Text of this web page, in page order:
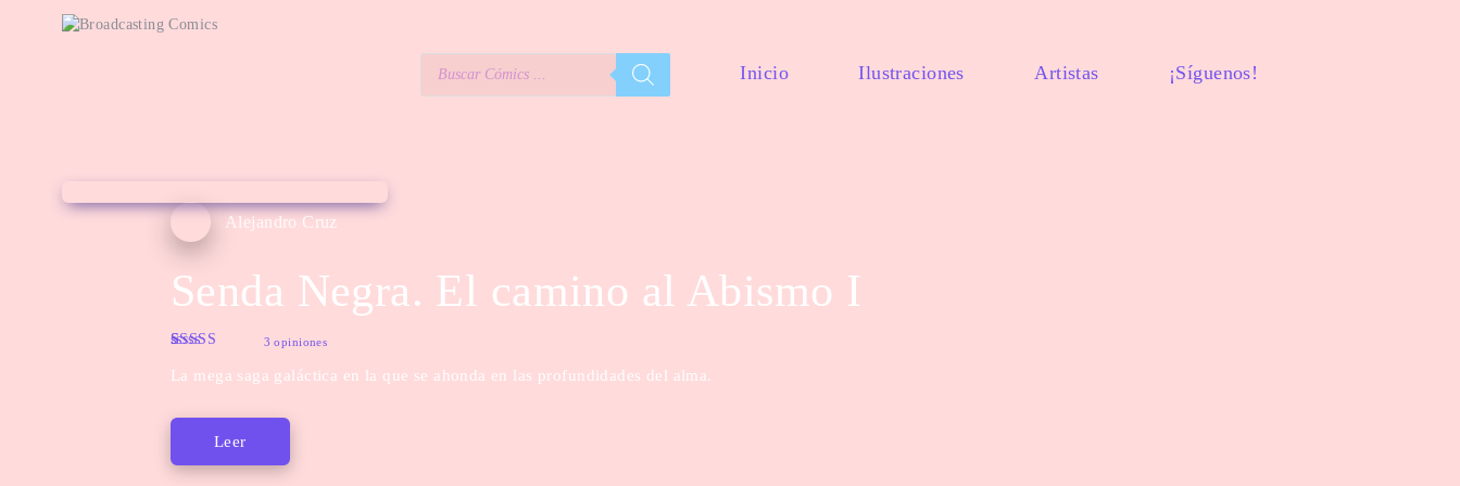
Inicio Ilustraciones Artistas ¡Síguenos!
Alejandro Cruz
Senda Negra. El camino al Abismo I
out of 5
ratings
3 opiniones
La mega saga galáctica en la que se ahonda en las profundidades del alma.
Leer